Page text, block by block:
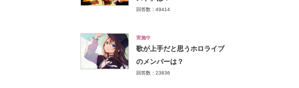
回答数：49414
実施中
歌が上手だと思うホロライブ
のメンバーは？
回答数：23836